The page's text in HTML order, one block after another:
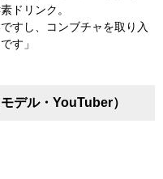
ドリンク。
すし、コンブチャを取り入
す」
デル・YouTuber）